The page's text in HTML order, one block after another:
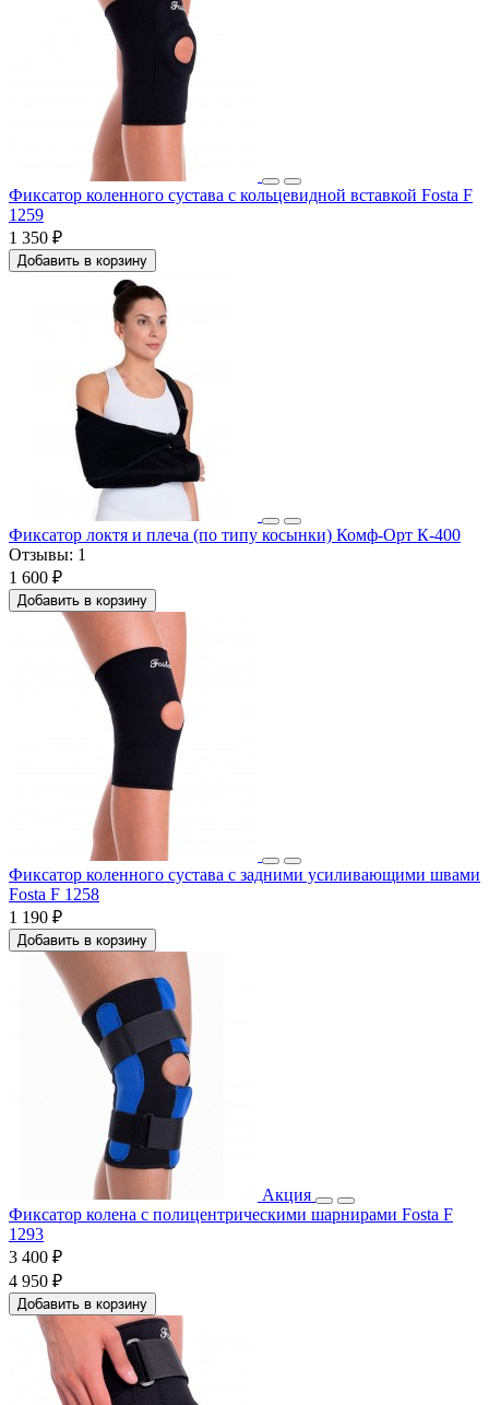
Фиксатор коленного сустава с кольцевидной вставкой Fosta F
1259
1 350 ₽
Добавить в корзину
Фиксатор локтя и плеча (по типу косынки) Комф-Орт К-400
Отзывы: 1
1 600 ₽
Добавить в корзину
Фиксатор коленного сустава с задними усиливающими швами
Fosta F 1258
1 190 ₽
Добавить в корзину
Акция
Фиксатор колена с полицентрическими шарнирами Fosta F
1293
3 400 ₽
4 950 ₽
Добавить в корзину